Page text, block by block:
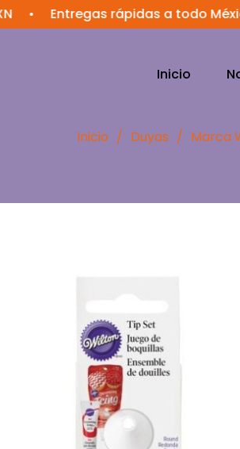
Entregas rápidas a todo México •
Inicio
Inicio / Duyas / Marca